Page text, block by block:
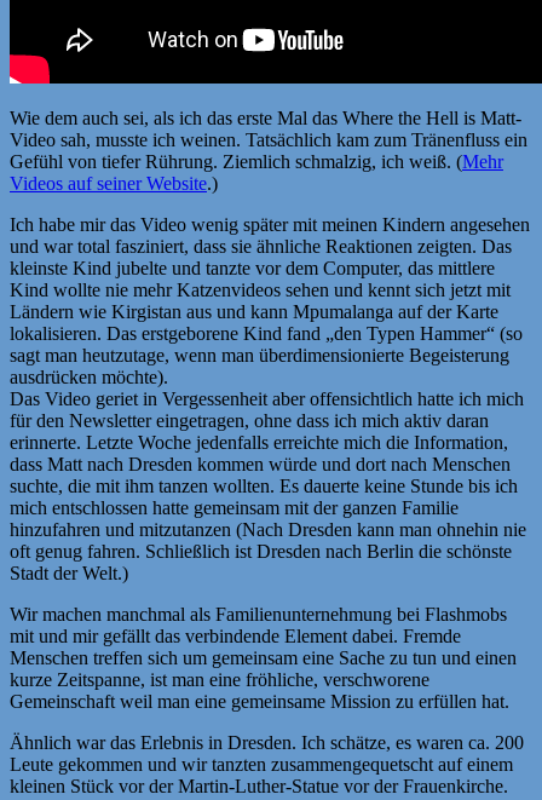
Wie dem auch sei, als ich das erste Mal das Where the Hell is Matt-
Video sah, musste ich weinen. Tatsächlich kam zum Tränenfluss ein
Gefühl von tiefer Rührung. Ziemlich schmalzig, ich weiß. (Mehr
Videos auf seiner Website.)
Ich habe mir das Video wenig später mit meinen Kindern angesehen
und war total fasziniert, dass sie ähnliche Reaktionen zeigten. Das
kleinste Kind jubelte und tanzte vor dem Computer, das mittlere
Kind wollte nie mehr Katzenvideos sehen und kennt sich jetzt mit
Ländern wie Kirgistan aus und kann Mpumalanga auf der Karte
lokalisieren. Das erstgeborene Kind fand „den Typen Hammer“ (so
sagt man heutzutage, wenn man überdimensionierte Begeisterung
ausdrücken möchte).
Das Video geriet in Vergessenheit aber offensichtlich hatte ich mich
für den Newsletter eingetragen, ohne dass ich mich aktiv daran
erinnerte. Letzte Woche jedenfalls erreichte mich die Information,
dass Matt nach Dresden kommen würde und dort nach Menschen
suchte, die mit ihm tanzen wollten. Es dauerte keine Stunde bis ich
mich entschlossen hatte gemeinsam mit der ganzen Familie
hinzufahren und mitzutanzen (Nach Dresden kann man ohnehin nie
oft genug fahren. Schließlich ist Dresden nach Berlin die schönste
Stadt der Welt.)
Wir machen manchmal als Familienunternehmung bei Flashmobs
mit und mir gefällt das verbindende Element dabei. Fremde
Menschen treffen sich um gemeinsam eine Sache zu tun und einen
kurze Zeitspanne, ist man eine fröhliche, verschworene
Gemeinschaft weil man eine gemeinsame Mission zu erfüllen hat.
Ähnlich war das Erlebnis in Dresden. Ich schätze, es waren ca. 200
Leute gekommen und wir tanzten zusammengequetscht auf einem
kleinen Stück vor der Martin-Luther-Statue vor der Frauenkirche.